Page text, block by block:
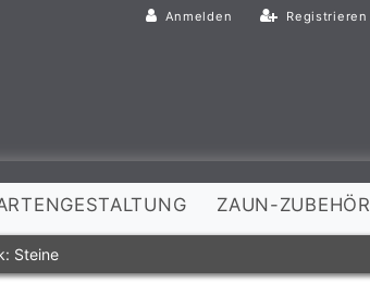
Anmelden Registrieren
ZAUN-ZUBEHÖR
Steine